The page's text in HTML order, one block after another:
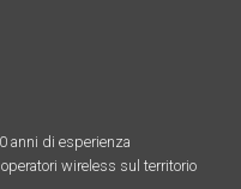
anni di esperienza
wireless sul territorio